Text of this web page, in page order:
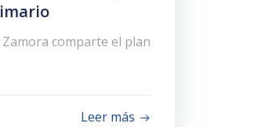
comparte el plan
Leer más